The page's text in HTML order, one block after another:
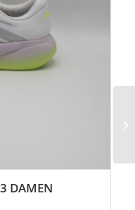
DAMEN